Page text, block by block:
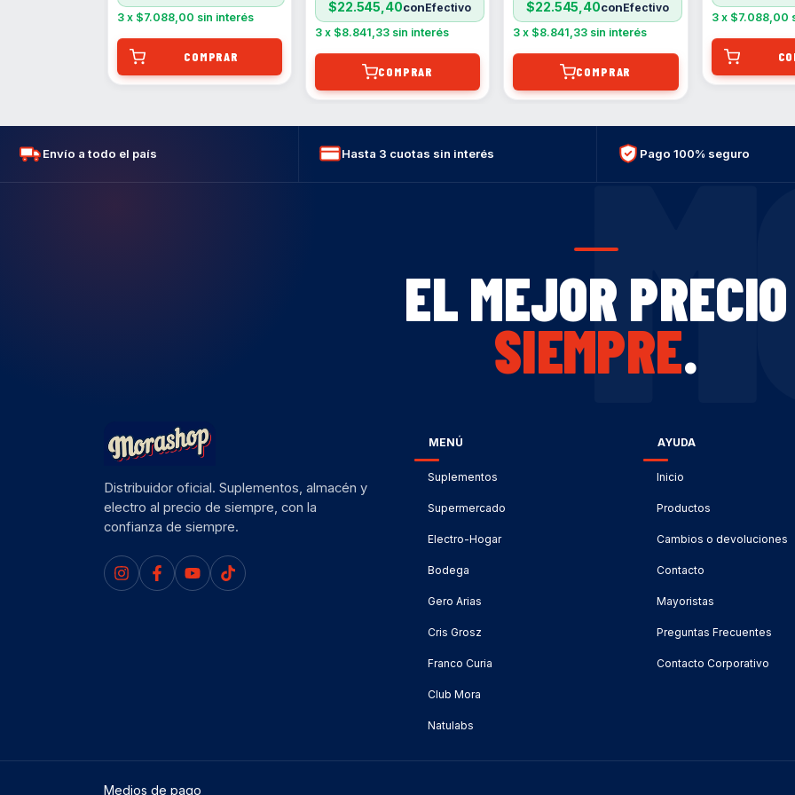
3 x $7.088,00 sin interés
$22.545,40con
3 x $8.841,33 sin interés
COMPRAR
$22.545,40con
3 x $8.841,33 sin interés
COMPRAR
3 x $7.088,00
Envío a todo el país Hasta 3 cuotas sin interés Pago 100% seguro
EL MEJOR PRECIO
SIEMPRE.
Distribuidor oficial. Suplementos, almacén y
electro al precio de siempre, con la
confianza de siempre.
MENÚ
Suplementos
Supermercado
Electro-Hogar
Bodega
Gero Arias
Cris Grosz
Franco Curia
Club Mora
Natulabs
AYUDA
Inicio
Productos
Cambios o devoluciones
Contacto
Mayoristas
Preguntas Frecuentes
Contacto Corporativo
Medios de pago